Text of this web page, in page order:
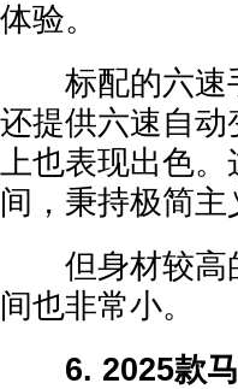
体验。
标配的六速手
还提供六速自
上也表现出色
间，秉持极简主
但身材较高的
间也非常小。
6. 2025款